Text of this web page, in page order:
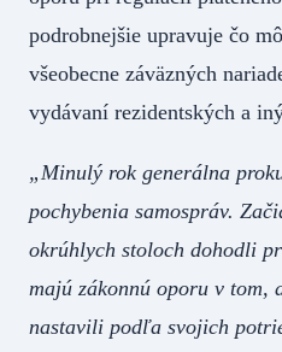
podrobnejšie upravuje čo
všeobecne záväzných
vydávaní rezidentských a
„Minulý rok generálna
pochybenia samospráv.
okrúhlych stoloch dohodli
majú zákonnú oporu v tom,
nastavili podľa svojich